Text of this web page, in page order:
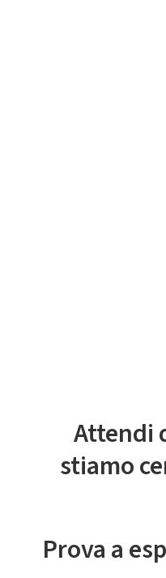
Attendi
stiamo
Prova a